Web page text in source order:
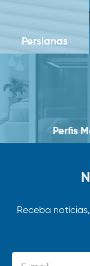
Persianas
Perfis
Receba